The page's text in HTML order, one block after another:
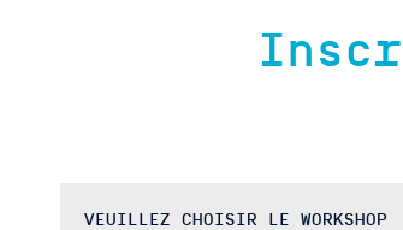
VEUILLEZ CHOISIR LE WORKSHOP